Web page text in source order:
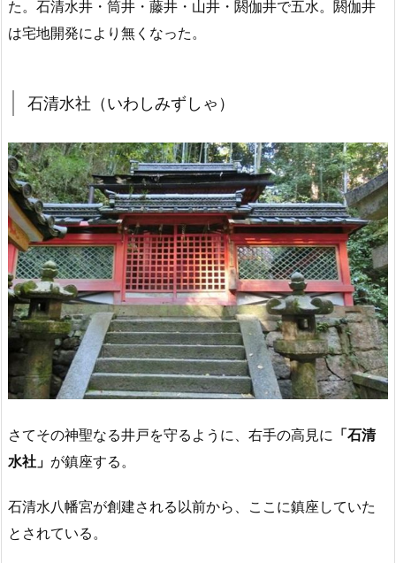
た。石清水井・筒井・藤井・山井・閼伽井で五水。閼伽井
は宅地開発により無くなった。
石清水社（いわしみずしゃ）
さてその神聖なる井戸を守るように、右手の高見に 「石清
水社」 が鎮座する。
石清水八幡宮が創建される以前から、ここに鎮座していた
とされている。